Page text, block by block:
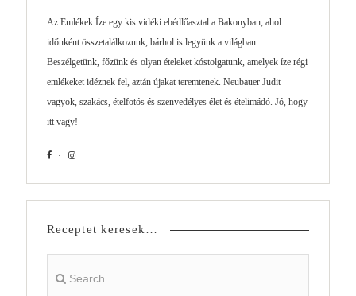
Az Emlékek Íze egy kis vidéki ebédlőasztal a Bakonyban, ahol
időnként összetalálkozunk, bárhol is legyünk a világban.
Beszélgetünk, főzünk és olyan ételeket kóstolgatunk, amelyek íze régi
emlékeket idéznek fel, aztán újakat teremtenek. Neubauer Judit
vagyok, szakács, ételfotós és szenvedélyes élet és ételimádó. Jó, hogy
itt vagy!
Receptet keresek…